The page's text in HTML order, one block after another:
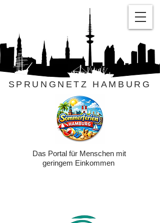
SPRUNGNETZ HAMBURG
Das Portal für Menschen mit
geringem Einkommen